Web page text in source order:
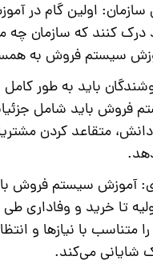
سازمان: اولین گام در
کنند که سازمان چه
سیستم فروش به
باید به طور کامل
فروش باید شامل
متقاعد کردن
آموزش سیستم فروش
تا خرید و
متناسب با نیازها و
شایانی می‌کند.